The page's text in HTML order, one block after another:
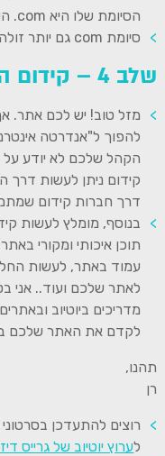
הסיומת שלו היא com. היות ובקרוב הוא הולך להיות גם באנגלית.
סיומת com גם יותר זולה מ- co.il. אם השם תפוס, נסו שם אחר.
שלב 4 – קידום האתר – SEO
מזל טוב! יש לכם אתר.
להפוך ל"אנדרטה
הקהל שלכם לא יודע על
קידום ניתן לעשות
דרך חברות קידום
בנוסף, מומלץ לעשות
תוכן איכותי ומקורי
עמוד באתר, לעשות
לאתר שלכם ועוד.. אני
מדריכים ביוטיוב
לקדם את האתר שלכם
תהנו,
רן
רוצים להתעדכן
לערוץ יוטיוב של גרייס